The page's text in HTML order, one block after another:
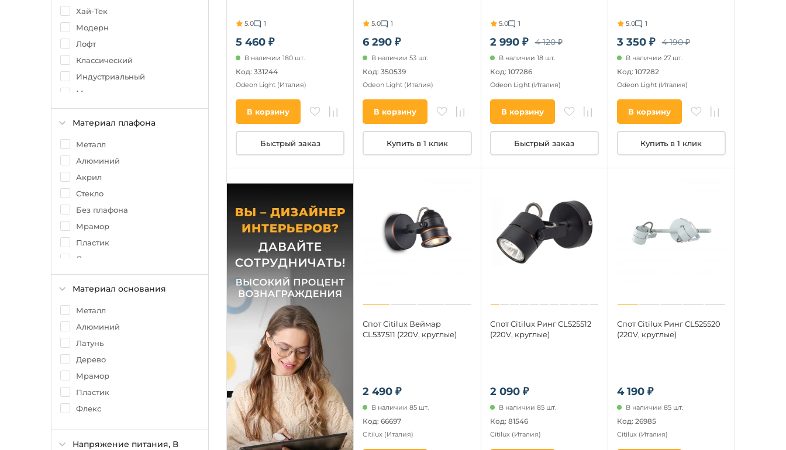
Moderli
Velante
Хай-Тек
Модерн
Лофт
Классический
Индустриальный
Минимализм
Ретро
Яркое и цветное
Скандинавский
Материал плафона
Металл
Алюминий
Акрил
Стекло
Без плафона
Мрамор
Пластик
Дерево
Материал основания
Металл
Алюминий
Латунь
Дерево
Мрамор
Пластик
Флекс
Напряжение питания, В
5 460 ₽
5.0 1
В наличии 180 шт.
Код: 331244
Odeon Light (Италия)
В корзину
Быстрый заказ
6 290 ₽
5.0 1
В наличии 53 шт.
Код: 350539
Odeon Light (Италия)
В корзину
Купить в 1 клик
2 990 ₽ 4 120 ₽
5.0 1
В наличии 18 шт.
Код: 107286
Odeon Light (Италия)
В корзину
Быстрый заказ
3 350 ₽ 4 190 ₽
5.0 1
В наличии 27 шт.
Код: 107282
Odeon Light (Италия)
В корзину
Купить в 1 клик
2 490 ₽
Спот Citilux Веймар
CL537511 (220V, круглые)
В наличии 85 шт.
Код: 66697
Citilux (Италия)
2 090 ₽
Спот Citilux Ринг CL525512
(220V, круглые)
В наличии 85 шт.
Код: 81546
Citilux (Италия)
4 190 ₽
Спот Citilux Ринг CL525520
(220V, круглые)
В наличии 85 шт.
Код: 26985
Citilux (Италия)